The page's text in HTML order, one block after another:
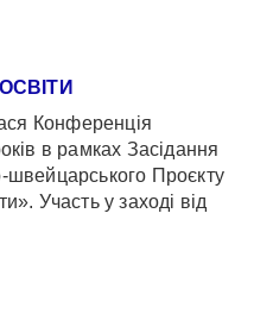
Конференція
в рамках Засідання
швейцарського Проєкту
Участь у заході від